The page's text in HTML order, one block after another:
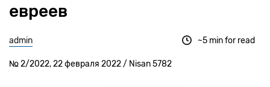
евреев
admin
№ 2/2022, 22 февраля 2022 / Nisan 5782
~5 min for read